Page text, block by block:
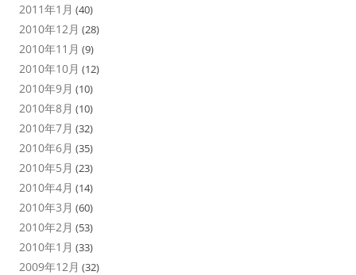
2011年1月 (40)
2010年12月 (28)
2010年11月 (9)
2010年10月 (12)
2010年9月 (10)
2010年8月 (10)
2010年7月 (32)
2010年6月 (35)
2010年5月 (23)
2010年4月 (14)
2010年3月 (60)
2010年2月 (53)
2010年1月 (33)
2009年12月 (32)